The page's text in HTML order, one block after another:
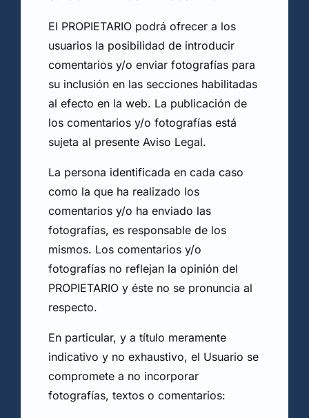
El PROPIETARIO podrá ofrecer a los
usuarios la posibilidad de introducir
comentarios y/o enviar fotografías para
su inclusión en las secciones habilitadas
al efecto en la web. La publicación de
los comentarios y/o fotografías está
sujeta al presente Aviso Legal.
La persona identificada en cada caso
como la que ha realizado los
comentarios y/o ha enviado las
fotografías, es responsable de los
mismos. Los comentarios y/o
fotografías no reflejan la opinión del
PROPIETARIO y éste no se pronuncia al
respecto.
En particular, y a título meramente
indicativo y no exhaustivo, el Usuario se
compromete a no incorporar
fotografías, textos o comentarios: